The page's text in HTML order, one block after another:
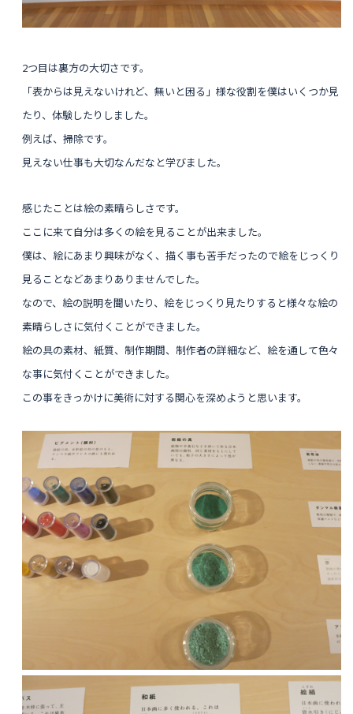
2つ目は裏方の大切さです。
「表からは見えないけれど、無いと困る」様な役割を僕はいくつか見
たり、体験したりしました。
例えば、掃除です。
見えない仕事も大切なんだなと学びました。
感じたことは絵の素晴らしさです。
ここに来て自分は多くの絵を見ることが出来ました。
僕は、絵にあまり興味がなく、描く事も苦手だったので絵をじっくり
見ることなどあまりありませんでした。
なので、絵の説明を聞いたり、絵をじっくり見たりすると様々な絵の
素晴らしさに気付くことができました。
絵の具の素材、紙質、制作期間、制作者の詳細など、絵を通して色々
な事に気付くことができました。
この事をきっかけに美術に対する関心を深めようと思います。